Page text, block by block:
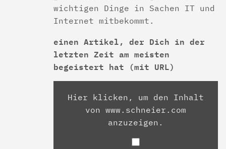
wichtigen Dinge in Sachen IT und
Internet mitbekommt.
einen Artikel, der Dich in der
letzten Zeit am meisten
begeistert hat (mit URL)
Hier klicken, um den Inhalt
von www.schneier.com
anzuzeigen.